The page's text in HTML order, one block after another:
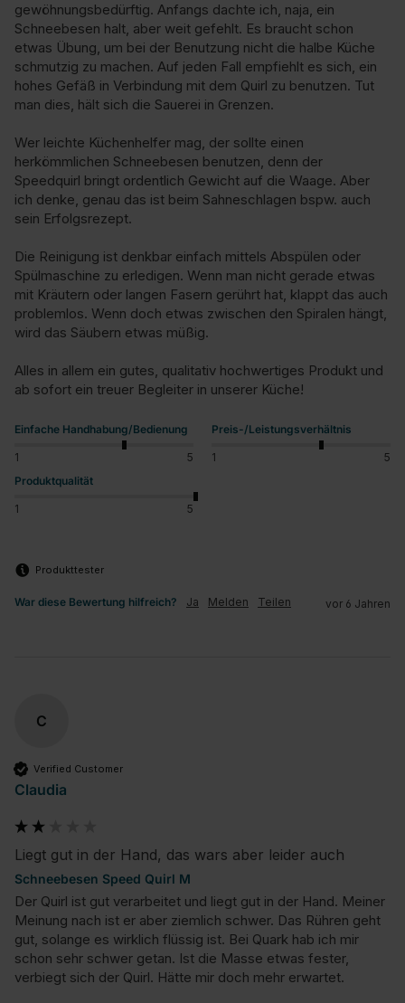
gewöhnungsbedürftig. Anfangs dachte ich, naja, ein
Schneebesen halt, aber weit gefehlt. Es braucht schon
etwas Übung, um bei der Benutzung nicht die halbe Küche
schmutzig zu machen. Auf jeden Fall empfiehlt es sich, ein
hohes Gefäß in Verbindung mit dem Quirl zu benutzen. Tut
man dies, hält sich die Sauerei in Grenzen.
Wer leichte Küchenhelfer mag, der sollte einen
herkömmlichen Schneebesen benutzen, denn der
Speedquirl bringt ordentlich Gewicht auf die Waage. Aber
ich denke, genau das ist beim Sahneschlagen bspw. auch
sein Erfolgsrezept.
Die Reinigung ist denkbar einfach mittels Abspülen oder
Spülmaschine zu erledigen. Wenn man nicht gerade etwas
mit Kräutern oder langen Fasern gerührt hat, klappt das auch
problemlos. Wenn doch etwas zwischen den Spiralen hängt,
wird das Säubern etwas müßig.
Alles in allem ein gutes, qualitativ hochwertiges Produkt und
ab sofort ein treuer Begleiter in unserer Küche!
Einfache Handhabung/Bedienung
1 5
Preis-/Leistungsverhältnis
1
5
Produktqualität
1 5
Produkttester
War diese Bewertung hilfreich? Ja Melden Teilen vor 6 Jahren
C
Verified Customer
Claudia
Liegt gut in der Hand, das wars aber leider auch
Schneebesen Speed Quirl M
Der Quirl ist gut verarbeitet und liegt gut in der Hand. Meiner
Meinung nach ist er aber ziemlich schwer. Das Rühren geht
gut, solange es wirklich flüssig ist. Bei Quark hab ich mir
schon sehr schwer getan. Ist die Masse etwas fester,
verbiegt sich der Quirl. Hätte mir doch mehr erwartet.